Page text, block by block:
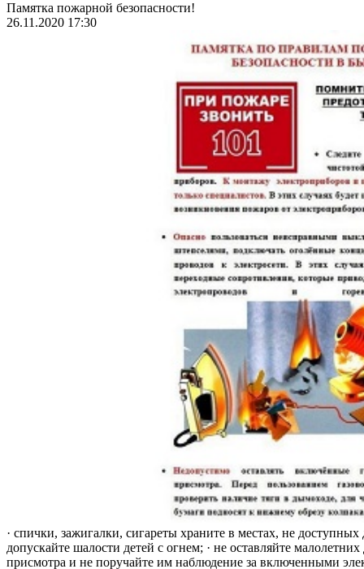
Памятка пожарной безопасности!
26.11.2020 17:30
· спички, зажигалки, сигареты храните в местах, не доступных
допускайте шалости детей с огнем; · не оставляйте малолетних
присмотра и не поручайте им наблюдение за включенными